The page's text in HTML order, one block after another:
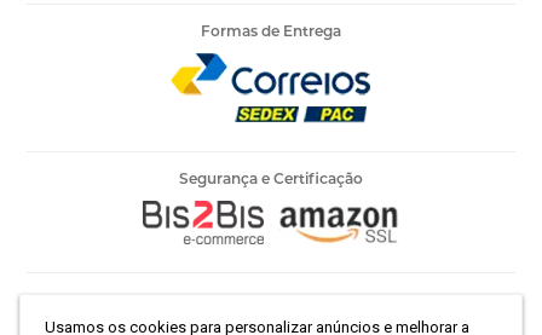
Usamos os cookies para personalizar anúncios e melhorar a
Formas de Entrega
Segurança e Certificação
Março, 786 - Centro | São Paulo-SP | CEP 01021-100